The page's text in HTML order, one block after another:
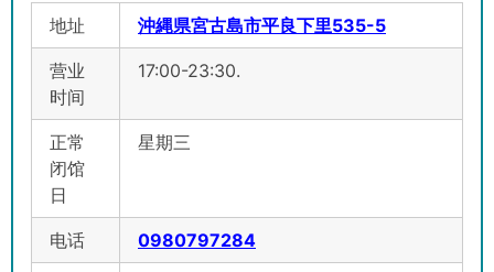
地址 沖縄県宮古島市平良下里535-5
营业
时间
17:00-23:30.
正常
闭馆
日
星期三
电话 0980797284